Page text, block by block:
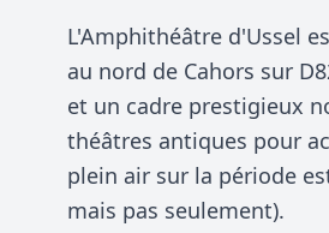
L'Amphithéâtre d'Ussel
au nord de Cahors sur
et un cadre prestigieux
théâtres antiques pour
plein air sur la période
mais pas seulement).